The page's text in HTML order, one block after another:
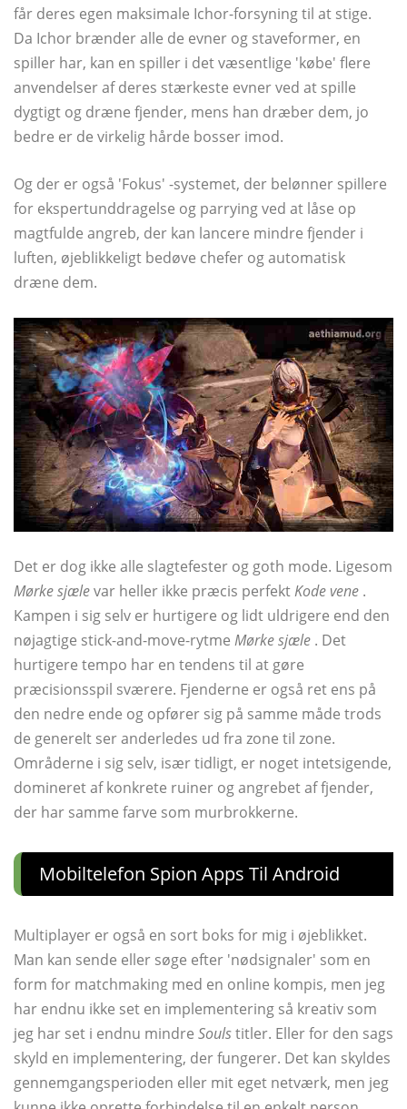
får deres egen maksimale Ichor-forsyning til at stige.
Da Ichor brænder alle de evner og staveformer, en
spiller har, kan en spiller i det væsentlige 'købe' flere
anvendelser af deres stærkeste evner ved at spille
dygtigt og dræne fjender, mens han dræber dem, jo ​​
bedre er de virkelig hårde bosser imod.
Og der er også 'Fokus' -systemet, der belønner spillere
for ekspertunddragelse og parrying ved at låse op
magtfulde angreb, der kan lancere mindre fjender i
luften, øjeblikkeligt bedøve chefer og automatisk
dræne dem.
Det er dog ikke alle slagtefester og goth mode. Ligesom
Mørke sjælevar heller ikke præcis perfektKode vene .
Kampen i sig selv er hurtigere og lidt uldrigere end den
nøjagtige stick-and-move-rytme Mørke sjæle . Det
hurtigere tempo har en tendens til at gøre
præcisionsspil sværere. Fjenderne er også ret ens på
den nedre ende og opfører sig på samme måde trods
de generelt ser anderledes ud fra zone til zone.
Områderne i sig selv, især tidligt, er noget intetsigende,
domineret af konkrete ruiner og angrebet af fjender,
der har samme farve som murbrokkerne.
Mobiltelefon Spion Apps Til Android
Multiplayer er også en sort boks for mig i øjeblikket.
Man kan sende eller søge efter 'nødsignaler' som en
form for matchmaking med en online kompis, men jeg
har endnu ikke set en implementering så kreativ som
jeg har set i endnu mindre Soulstitler. Eller for den sags
skyld en implementering, der fungerer. Det kan skyldes
gennemgangsperioden eller mit eget netværk, men jeg